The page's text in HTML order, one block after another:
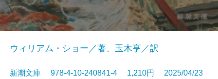
ウィリアム・ショー／著、玉木亨／訳
新潮文庫 978-4-10-240841-4 1,210円 2025/04/23